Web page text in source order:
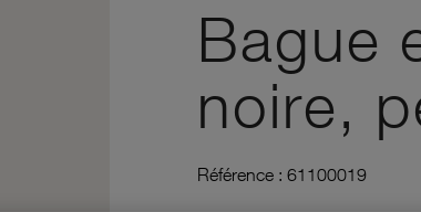
Bague
noire,
Référence : 61100019